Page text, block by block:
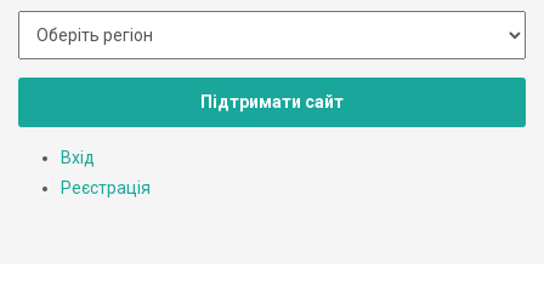
Підтримати сайт
Вхід
Реєстрація